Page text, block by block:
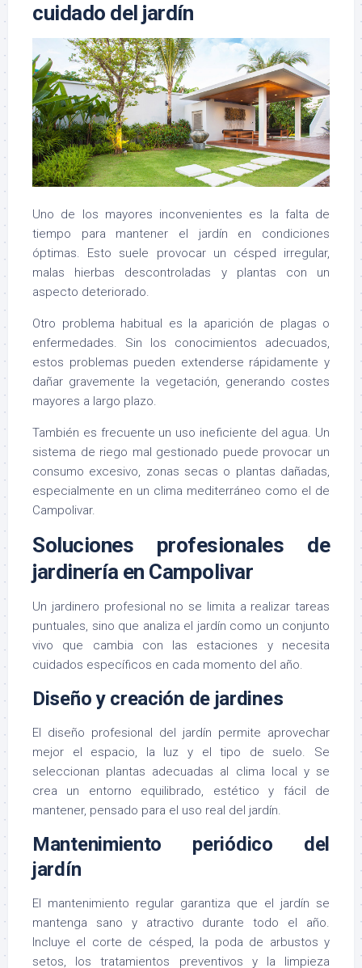
cuidado del jardín
Uno de los mayores inconvenientes es la falta de
tiempo para mantener el jardín en condiciones
óptimas. Esto suele provocar un césped irregular,
malas hierbas descontroladas y plantas con un
aspecto deteriorado.
Otro problema habitual es la aparición de plagas o
enfermedades. Sin los conocimientos adecuados,
estos problemas pueden extenderse rápidamente y
dañar gravemente la vegetación, generando costes
mayores a largo plazo.
También es frecuente un uso ineficiente del agua. Un
sistema de riego mal gestionado puede provocar un
consumo excesivo, zonas secas o plantas dañadas,
especialmente en un clima mediterráneo como el de
Campolivar.
Soluciones profesionales de
jardinería en Campolivar
Un jardinero profesional no se limita a realizar tareas
puntuales, sino que analiza el jardín como un conjunto
vivo que cambia con las estaciones y necesita
cuidados específicos en cada momento del año.
Diseño y creación de jardines
El diseño profesional del jardín permite aprovechar
mejor el espacio, la luz y el tipo de suelo. Se
seleccionan plantas adecuadas al clima local y se
crea un entorno equilibrado, estético y fácil de
mantener, pensado para el uso real del jardín.
Mantenimiento periódico del
jardín
El mantenimiento regular garantiza que el jardín se
mantenga sano y atractivo durante todo el año.
Incluye el corte de césped, la poda de arbustos y
setos, los tratamientos preventivos y la limpieza